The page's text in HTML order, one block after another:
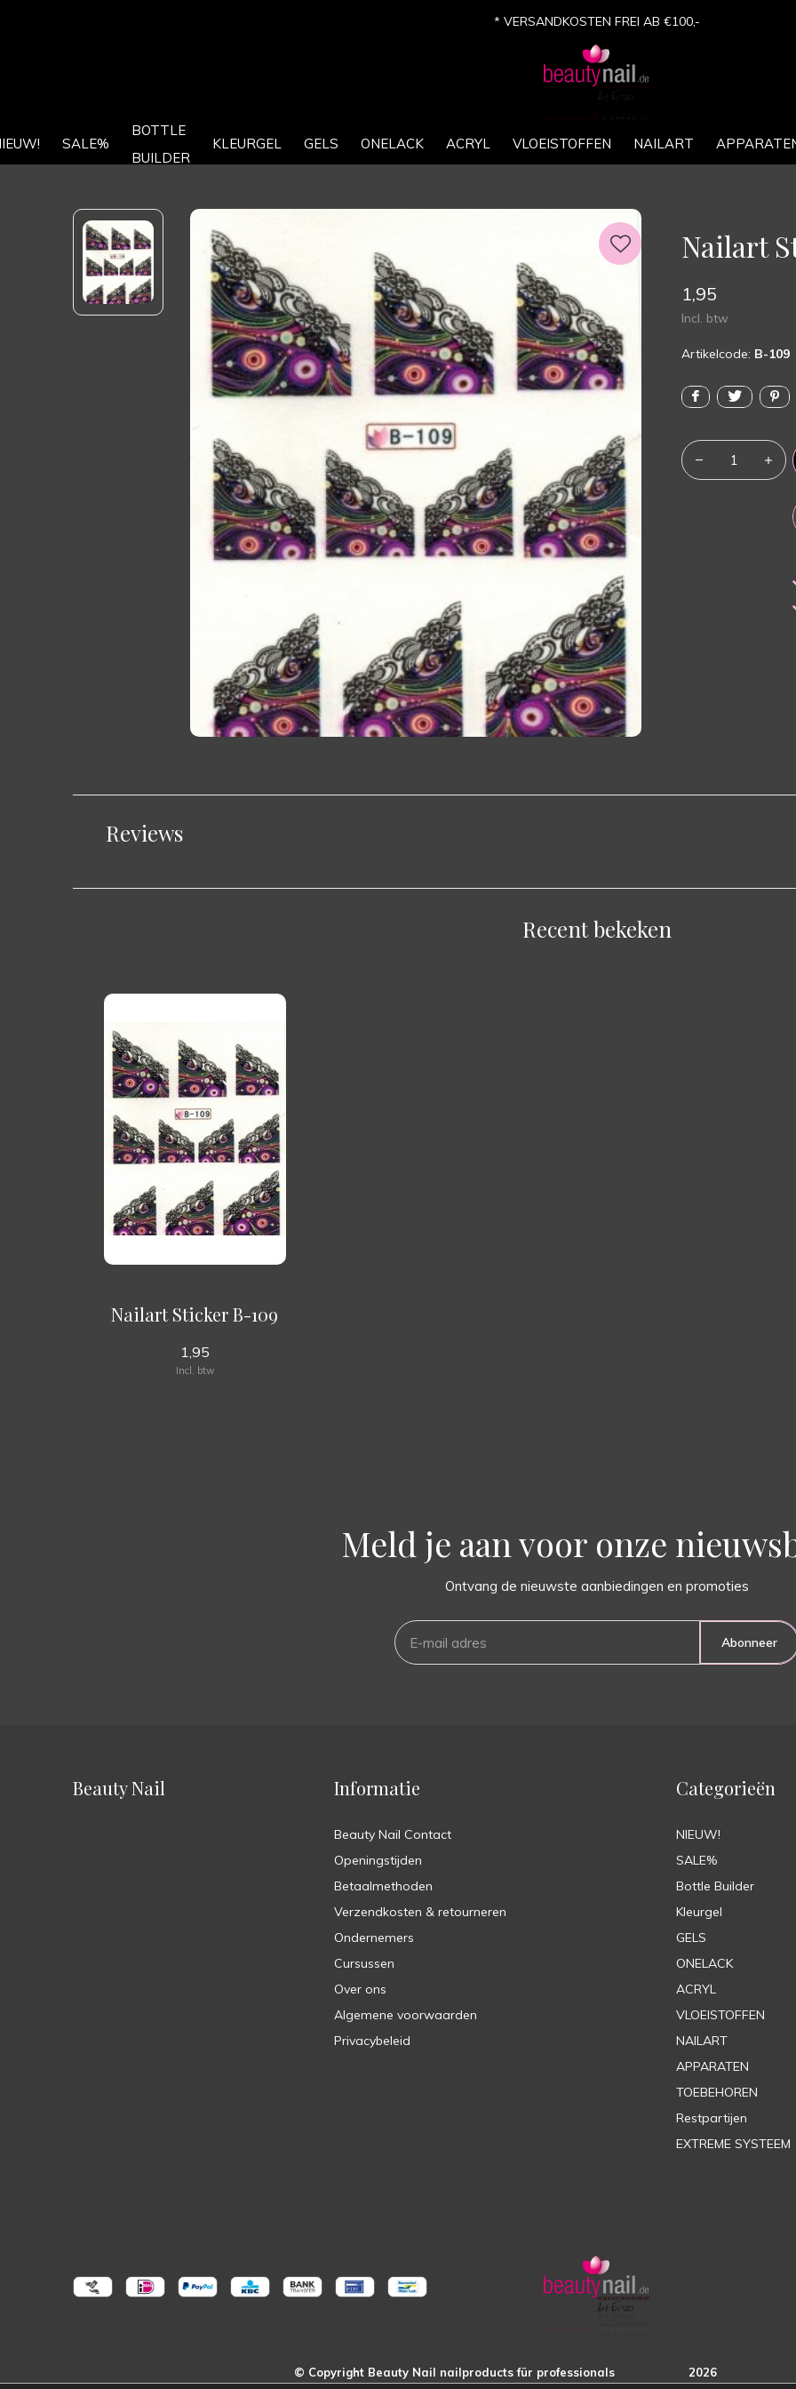
SALE%
BOTTLE
BUILDER
KLEURGEL GELS ONELACK ACRYL VLOEISTOFFEN NAILART
* VERSANDKOSTEN FREI AB €100,-
Nailart
1,95
Incl. btw
Artikelcode: B-109
Reviews
Recent bekeken
Nailart Sticker B-109
1,95
Incl. btw
Meld je aan voor onze
Ontvang de nieuwste aanbiedingen en promoties
Abonneer
Beauty Nail Informatie
Beauty Nail Contact
Openingstijden
Betaalmethoden
Verzendkosten & retourneren
Ondernemers
Cursussen
Over ons
Algemene voorwaarden
Privacybeleid
Categorieën
NIEUW!
SALE%
Bottle Builder
Kleurgel
GELS
ONELACK
ACRYL
VLOEISTOFFEN
NAILART
APPARATEN
TOEBEHOREN
Restpartijen
EXTREME SYSTEEM